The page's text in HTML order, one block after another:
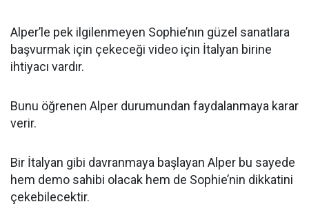
Alper’le pek ilgilenmeyen Sophie’nın güzel sanatlara
başvurmak için çekeceği video için İtalyan birine
ihtiyacı vardır.
Bunu öğrenen Alper durumundan faydalanmaya karar
verir.
Bir İtalyan gibi davranmaya başlayan Alper bu sayede
hem demo sahibi olacak hem de Sophie’nin dikkatini
çekebilecektir.